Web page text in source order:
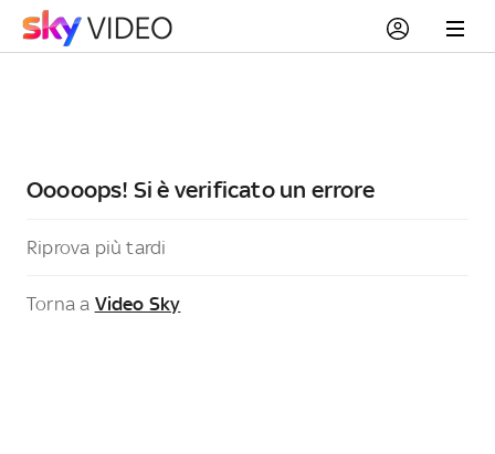
Ooooops! Si è verificato un errore
Riprova più tardi
Torna a Video Sky